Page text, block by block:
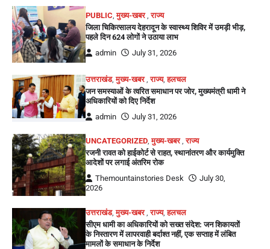
PUBLIC ,मुख्य-खबर ,राज्य
जिला चिकित्सालय देहरादून के स्वास्थ्य शिविर में उमड़ी भीड़,
पहले दिन 624 लोगों ने उठाया लाभ
admin
July 31, 2026
उत्तराखंड,मुख्य-खबर ,राज्य,हलचल
जन समस्याओं के त्वरित समाधान पर जोर, मुख्यमंत्री धामी ने
अधिकारियों को दिए निर्देश
admin
July 31, 2026
UNCATEGORIZED,मुख्य-खबर,राज्य
रजनी रावत को हाईकोर्ट से राहत, स्थानांतरण और कार्यमुक्ति
आदेशों पर लगाई अंतरिम रोक
Themountainstories Desk
July 30,
2026
उत्तराखंड,मुख्य-खबर,राज्य,हलचल
सीएम धामी का अधिकारियों को सख्त संदेश: जन शिकायतों
के निस्तारण में लापरवाही बर्दाश्त नहीं, एक सप्ताह में लंबित
मामलों के समाधान के निर्देश